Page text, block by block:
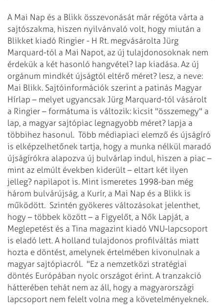
A Mai Nap és a Blikk összevonását már régóta várta a
sajtószakma, hiszen nyilvánvaló volt, hogy miután a
Blikket kiadó Ringier - H Rt. megvásárolta Jürg
Marquard-tól a Mai Napot, az új tulajdonosoknak nem
érdekük a két hasonló hangvétel? lap kiadása. Az új
orgánum mindkét újságtól eltérő méret? lesz, a neve:
Mai Blikk. Sajtóinformációk szerint a patinás Magyar
Hírlap – melyet ugyancsak Jürg Marquard-tól vásárolt
a Ringier – formátuma is változik: kicsit "összemegy" a
lap, a magyar sajtópiac legnagyobb méret? lapja a
többihez hasonul. Több médiapiaci elemző és újságíró
is elképzelhetőnek tartja, hogy a munka nélkül maradó
újságírókra alapozva új bulvárlap indul, hiszen a piac –
mint az elmúlt években kiderült – eltart két ilyen
jelleg? napilapot is. Mint ismeretes 1998-ban még
három bulvárújság, a Kurír, a Mai Nap és a Blikk is
működött. Szintén gyökeres változásokat jelenthet,
hogy – többek között – a Figyelőt, a Nők Lapját, a
Meglepetést és a Tina magazint kiadó VNU-lapcsoport
is eladó lett. A holland tulajdonos profilváltás miatt
hozta e döntést, amelynek értelmében kivonulnak a
magyar sajtópiacról. "Ez a nemzetközi stratégiai
döntés Európában nyolc országot érint. A tranzakció
hátterében tehát nem az áll, hogy a magyarországi
lapcsoport nem felelt volna meg a követelményeknek.